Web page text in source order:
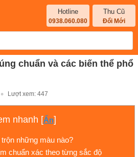
Hotline
0938.060.080
Thu Cũ
Đổi Mới
chuẩn và các biến thể phổ
Lượt xem: 447
nhanh [Ẩn]
những màu nào?
chuẩn xác theo từng sắc độ